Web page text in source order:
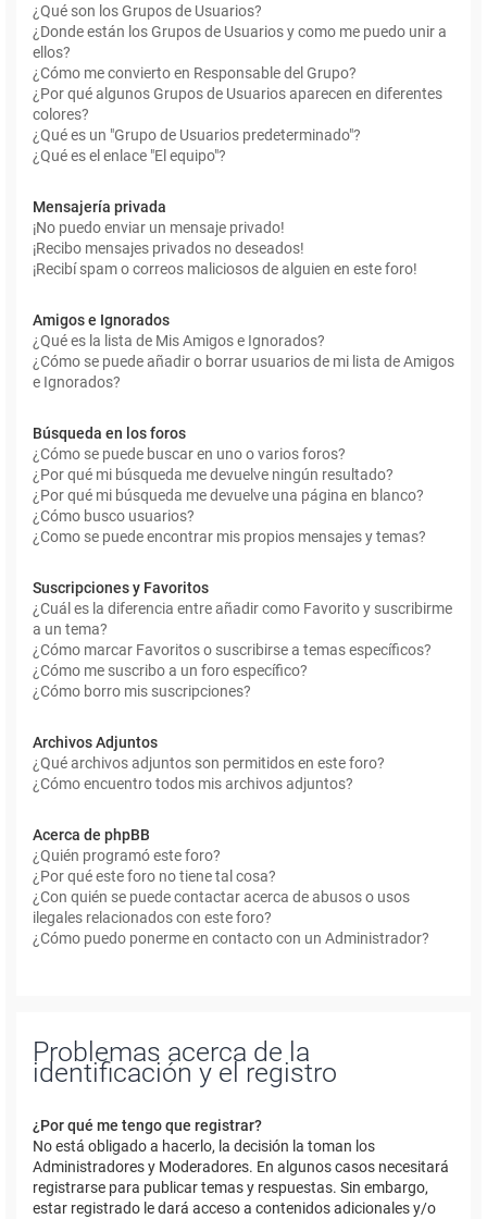
¿Qué son los Grupos de Usuarios?
¿Donde están los Grupos de Usuarios y como me puedo unir a
ellos?
¿Cómo me convierto en Responsable del Grupo?
¿Por qué algunos Grupos de Usuarios aparecen en diferentes
colores?
¿Qué es un "Grupo de Usuarios predeterminado"?
¿Qué es el enlace "El equipo"?
Mensajería privada
¡No puedo enviar un mensaje privado!
¡Recibo mensajes privados no deseados!
¡Recibí spam o correos maliciosos de alguien en este foro!
Amigos e Ignorados
¿Qué es la lista de Mis Amigos e Ignorados?
¿Cómo se puede añadir o borrar usuarios de mi lista de Amigos
e Ignorados?
Búsqueda en los foros
¿Cómo se puede buscar en uno o varios foros?
¿Por qué mi búsqueda me devuelve ningún resultado?
¿Por qué mi búsqueda me devuelve una página en blanco?
¿Cómo busco usuarios?
¿Como se puede encontrar mis propios mensajes y temas?
Suscripciones y Favoritos
¿Cuál es la diferencia entre añadir como Favorito y suscribirme
a un tema?
¿Cómo marcar Favoritos o suscribirse a temas específicos?
¿Cómo me suscribo a un foro específico?
¿Cómo borro mis suscripciones?
Archivos Adjuntos
¿Qué archivos adjuntos son permitidos en este foro?
¿Cómo encuentro todos mis archivos adjuntos?
Acerca de phpBB
¿Quién programó este foro?
¿Por qué este foro no tiene tal cosa?
¿Con quién se puede contactar acerca de abusos o usos
ilegales relacionados con este foro?
¿Cómo puedo ponerme en contacto con un Administrador?
Problemas acerca de la
identificación y el registro
¿Por qué me tengo que registrar?
No está obligado a hacerlo, la decisión la toman los
Administradores y Moderadores. En algunos casos necesitará
registrarse para publicar temas y respuestas. Sin embargo,
estar registrado le dará acceso a contenidos adicionales y/o